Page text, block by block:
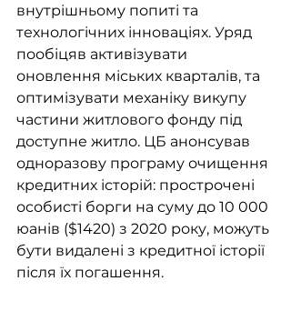
внутрішньому попиті та
технологічних інноваціях. Уряд
пообіцяв активізувати
оновлення міських кварталів, та
оптимізувати механіку викупу
частини житлового фонду під
доступне житло. ЦБ анонсував
одноразову програму очищення
кредитних історій: прострочені
особисті борги на суму до 10 000
юанів ($1420) з 2020 року, можуть
бути видалені з кредитної історії
після їх погашення.